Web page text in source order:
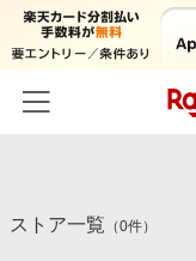
カテゴリー一覧
ストア一覧 （0件）